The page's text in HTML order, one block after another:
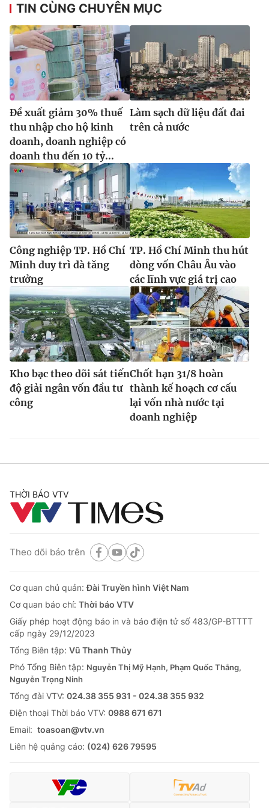
Ðiện thoại Thời báo VTV:024.66 897 897
Liên hệ quảng cáo:024-7300.7108
® Cấm sao chép dưới mọi hình thức nếu không có sự chấp
thuận bằng văn bản. Ghi rõ nguồn VTV.vn khi phát hành lại
thông tin từ website này.
TIN CÙNG CHUYÊN MỤC
Đề xuất giảm 30% thuế
thu nhập cho hộ kinh
doanh, doanh nghiệp có
doanh thu đến 10 tỷ...
Làm sạch dữ liệu đất đai
trên cả nước
Công nghiệp TP. Hồ Chí
Minh duy trì đà tăng
trưởng
TP. Hồ Chí Minh thu hút
dòng vốn Châu Âu vào
các lĩnh vực giá trị cao
Kho bạc theo dõi sát tiến
độ giải ngân vốn đầu tư
công
Chốt hạn 31/8 hoàn
thành kế hoạch cơ cấu
lại vốn nhà nước tại
doanh nghiệp
THỜI BÁO VTV
Theo dõi báo trên
Cơ quan chủ quản:Đài Truyền hình Việt Nam
Cơ quan báo chí: Thời báo VTV
Giấy phép hoạt động báo in và báo điện tử số 483/GP-BTTTT
cấp ngày 29/12/2023
Tổng Biên tập: Vũ Thanh Thủy
Phó Tổng Biên tập: Nguyễn Thị Mỹ Hạnh, Phạm Quốc Thắng,
Nguyễn Trọng Ninh
Tổng đài VTV: 024.38 355 931 - 024.38 355 932
Ðiện thoại Thời báo VTV: 0988 671 671
Email: toasoan@vtv.vn
Liên hệ quảng cáo: (024) 626 79595